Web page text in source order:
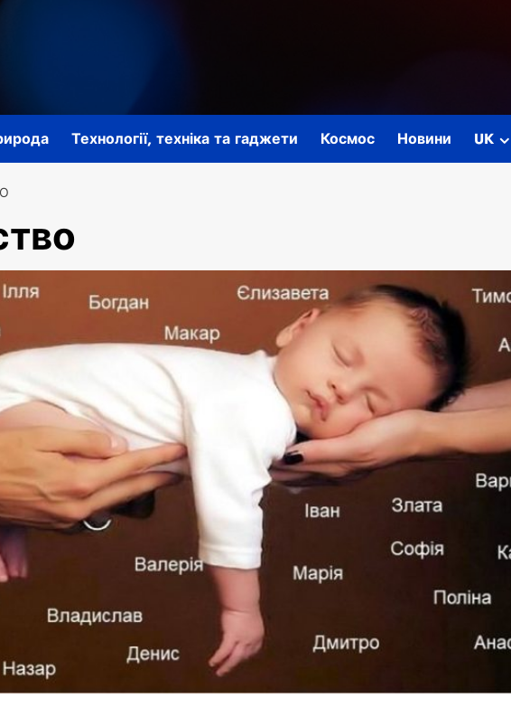
Технології, техніка та гаджети Космос Новини UK